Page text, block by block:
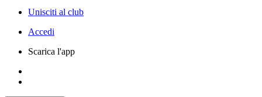
Unisciti al club
Accedi
Scarica l'app